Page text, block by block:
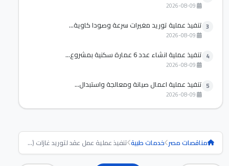
3 تنفيذ عملية توريد مغيرات سرعة وصودا كاوية...
4 تنفيذ عملية انشاء عدد 6 عمارة سكنية بمشروع...
5 تنفيذ عملية اعمال صيانة ومعالجة واستبدال...
مناقصات مصر خدمات طبية تنفيذ عملية عمل عقد لتوريد غازات (...